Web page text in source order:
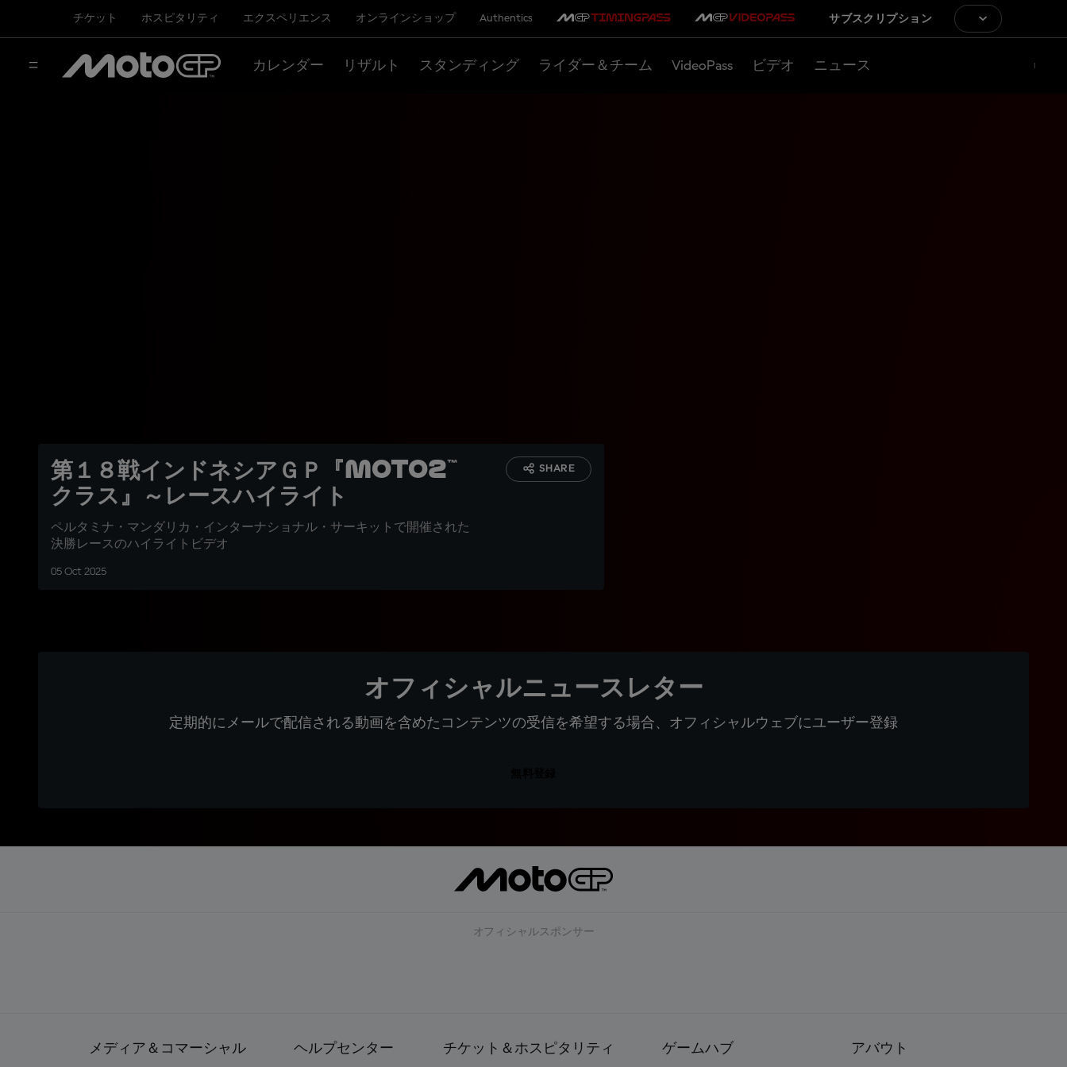
チケット ホスピタリティ エクスペリエンス オンラインショップ Authentics サブスクリプション
カレンダー リザルト スタンディング ライダー＆チーム VideoPass ビデオ ニュース
第１８戦インドネシアＧＰ『Moto2™
クラス』～レースハイライト
ペルタミナ・マンダリカ・インターナショナル・サーキットで開催された
決勝レースのハイライトビデオ
05 Oct 2025
SHARE
オフィシャルニュースレター
定期的にメールで配信される動画を含めたコンテンツの受信を希望する場合、オフィシャルウェブにユーザー登録
オフィシャルスポンサー
メディア＆コマーシャル ヘルプセンター チケット＆ホスピタリティ ゲームハブ アバウト